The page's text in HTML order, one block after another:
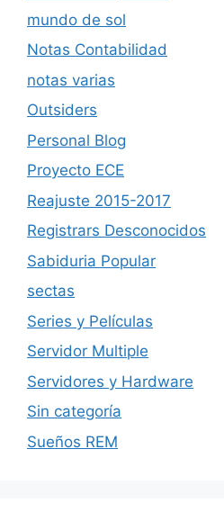
mundo de sol
Notas Contabilidad
notas varias
Outsiders
Personal Blog
Proyecto ECE
Reajuste 2015-2017
Registrars Desconocidos
Sabiduria Popular
sectas
Series y Películas
Servidor Multiple
Servidores y Hardware
Sin categoría
Sueños REM